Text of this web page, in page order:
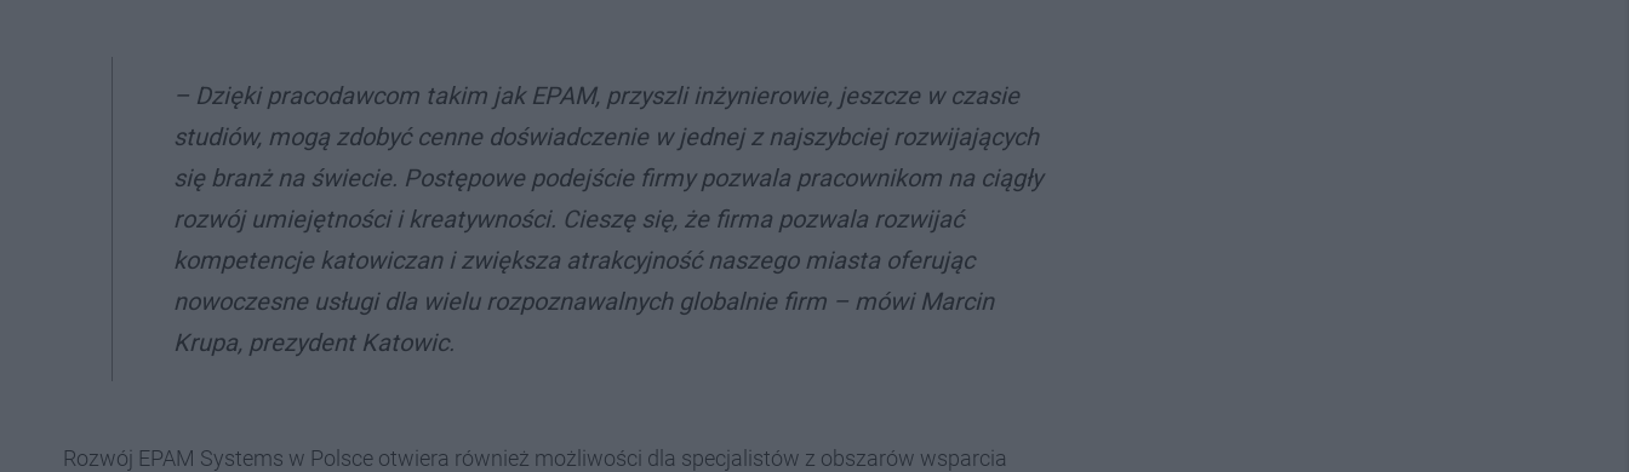
– Dzięki pracodawcom takim jak EPAM, przyszli inżynierowie, jeszcze w czasie
studiów, mogą zdobyć cenne doświadczenie w jednej z najszybciej rozwijających
się branż na świecie. Postępowe podejście firmy pozwala pracownikom na ciągły
rozwój umiejętności i kreatywności. Cieszę się, że firma pozwala rozwijać
kompetencje katowiczan i zwiększa atrakcyjność naszego miasta oferując
nowoczesne usługi dla wielu rozpoznawalnych globalnie firm – mówi Marcin
Krupa, prezydent Katowic.
Rozwój EPAM Systems w Polsce otwiera również możliwości dla specjalistów z obszarów wsparcia